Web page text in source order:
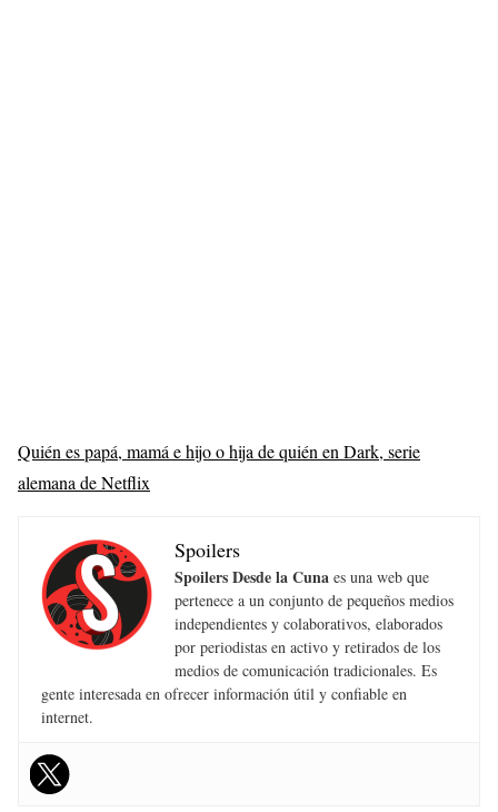
Quién es papá, mamá e hijo o hija de quién en Dark, serie
alemana de Netflix
Spoilers
Spoilers Desde la Cuna es una web que
pertenece a un conjunto de pequeños medios
independientes y colaborativos, elaborados
por periodistas en activo y retirados de los
medios de comunicación tradicionales. Es
gente interesada en ofrecer información útil y confiable en
internet.